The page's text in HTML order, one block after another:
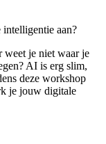
aan?
weet je niet waar je
AI is erg slim,
deze workshop
je jouw digitale